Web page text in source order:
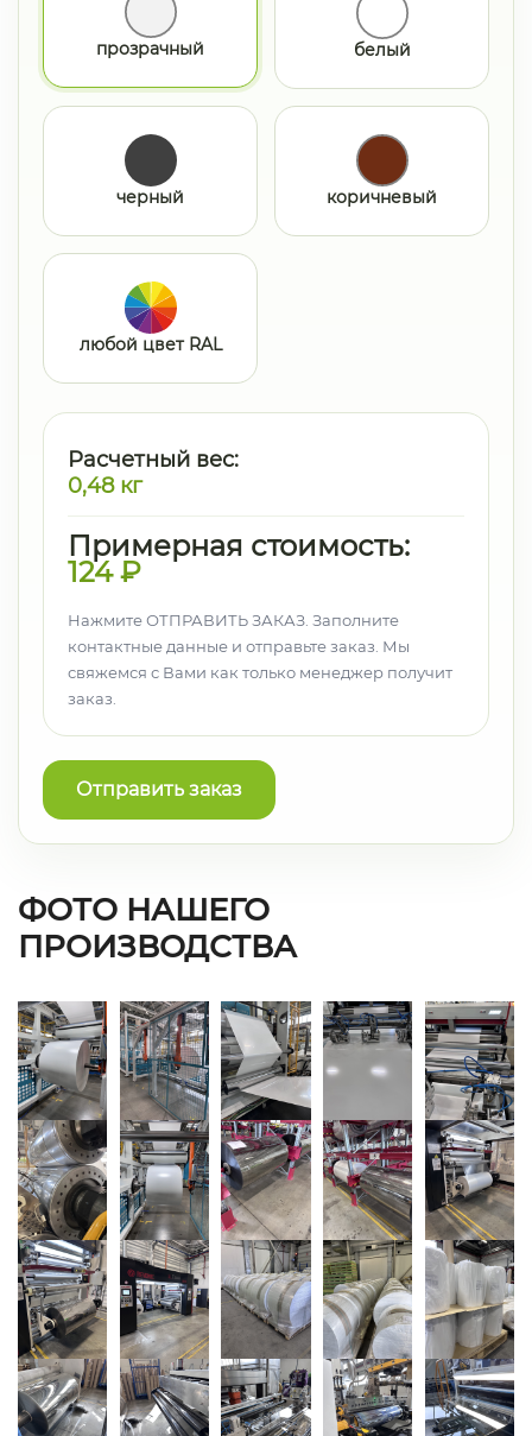
прозрачный белый
черный коричневый
любой цвет RAL
Расчетный вес:
0,48кг
Примерная стоимость:
124₽
Нажмите ОТПРАВИТЬ ЗАКАЗ. Заполните
контактные данные и отправьте заказ. Мы
свяжемся с Вами как только менеджер получит
заказ.
Отправить заказ
ФОТО НАШЕГО
ПРОИЗВОДСТВА